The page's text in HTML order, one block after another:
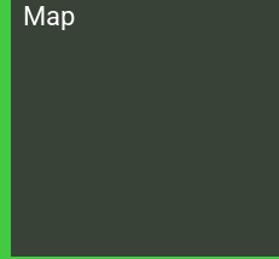
Map